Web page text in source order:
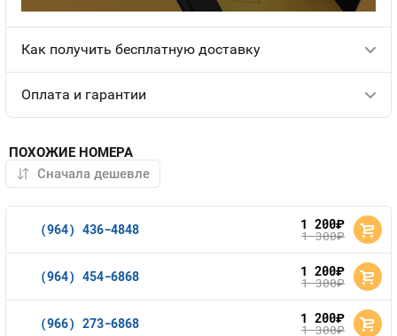
Как получить бесплатную доставку
Оплата и гарантии
ПОХОЖИЕ НОМЕРА
(964) 436-4848 1 200руб.
1 300руб.
(964) 454-6868 1 200руб.
1 300руб.
(966) 273-6868 1 200руб.
1 300руб.